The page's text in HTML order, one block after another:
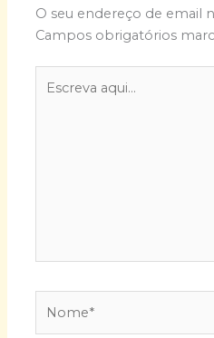
O seu endereço de email
Campos obrigatórios
aqui...